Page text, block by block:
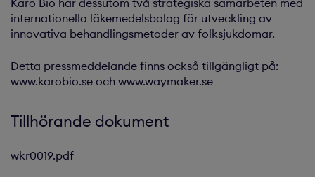
Karo Bio har dessutom två strategiska samarbeten med
internationella läkemedelsbolag för utveckling av
innovativa behandlingsmetoder av folksjukdomar.
Detta pressmeddelande finns också tillgängligt på:
www.karobio.se och www.waymaker.se
Tillhörande dokument
wkr0019.pdf